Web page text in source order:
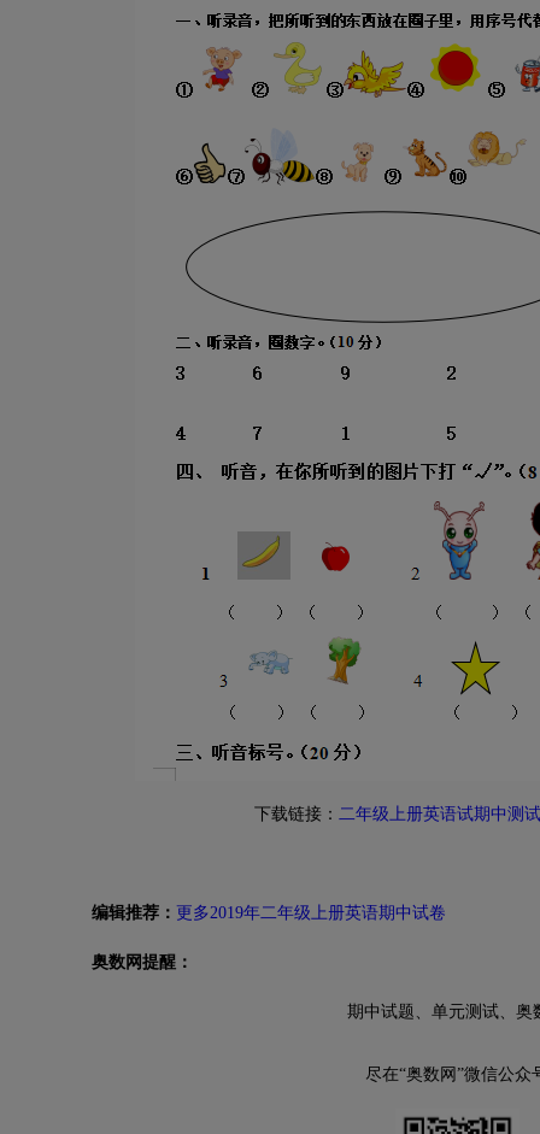
下载链接： 二年级上册英语试期中测
编辑推荐： 更多2019年二年级上册英语期中试卷
奥数网提醒：
期中试题、单元测试、奥
尽在“奥数网”微信公众